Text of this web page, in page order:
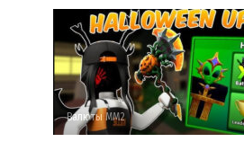
Валюты ММ2